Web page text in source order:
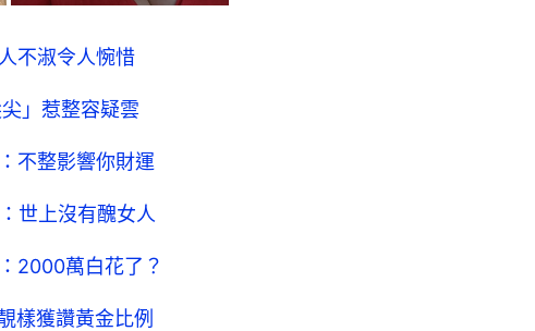
不淑令人惋惜
」惹整容疑雲
不整影響你財運
世上沒有醜女人
2000萬白花了？
樣獲讚黃金比例